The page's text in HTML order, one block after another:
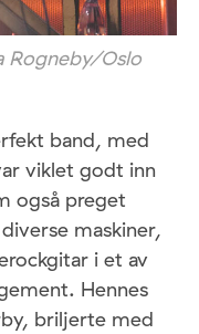
Rogneby/Oslo
band, med
viklet godt inn
også preget
maskiner,
i et av
Hennes
briljerte med